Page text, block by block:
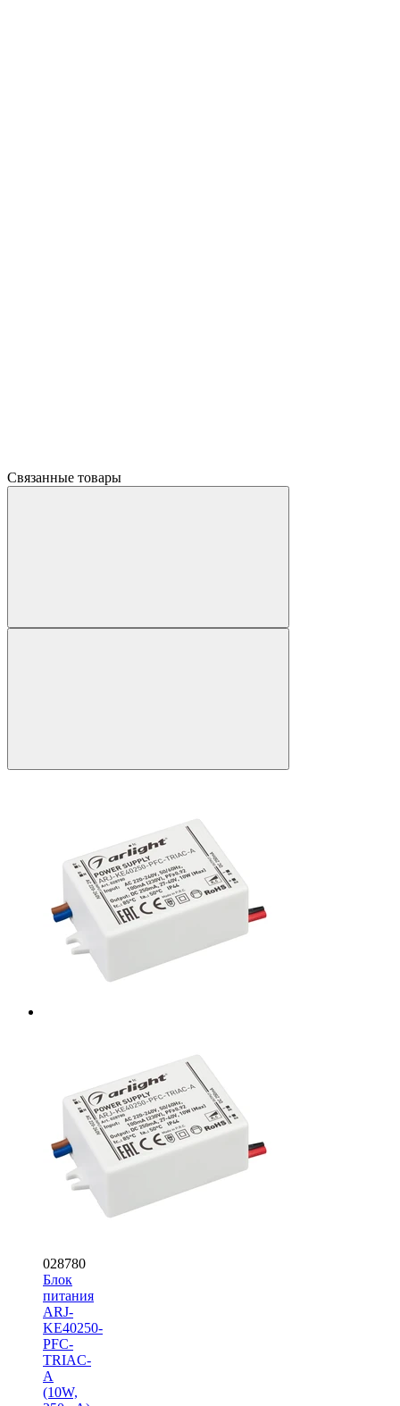
Связанные товары
028780
Блок
питания
ARJ-
KE40250-
PFC-
TRIAC-
A
(10W,